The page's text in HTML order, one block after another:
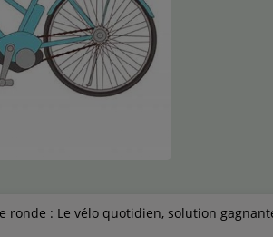
ronde : Le vélo quotidien, solution